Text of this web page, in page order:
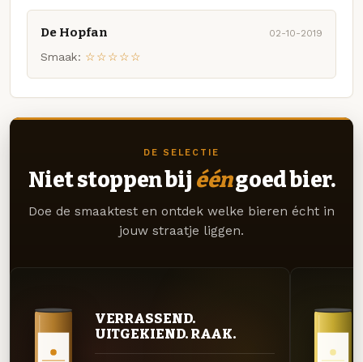
De Hopfan 02-10-2019
Smaak: ☆☆☆☆☆
DE SELECTIE
Niet stoppen bij ééngoed bier.
Doe de smaaktest en ontdek welke bieren écht in
jouw straatje liggen.
VERRASSEND.
UITGEKIEND. RAAK.